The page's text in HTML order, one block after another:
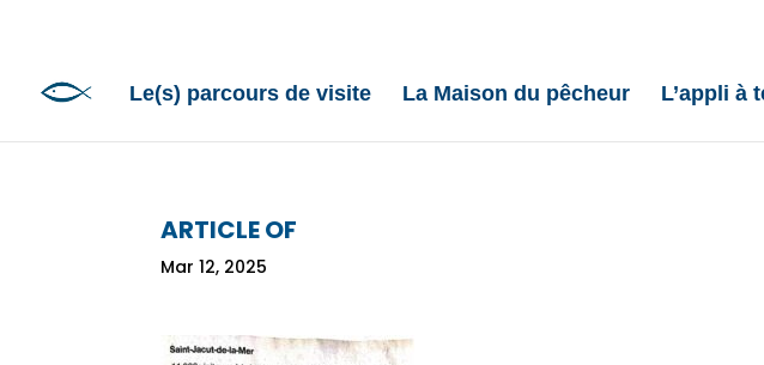
Le(s) parcours de visite La Maison du pêcheur L’appli à
ARTICLE OF
Mar 12, 2025